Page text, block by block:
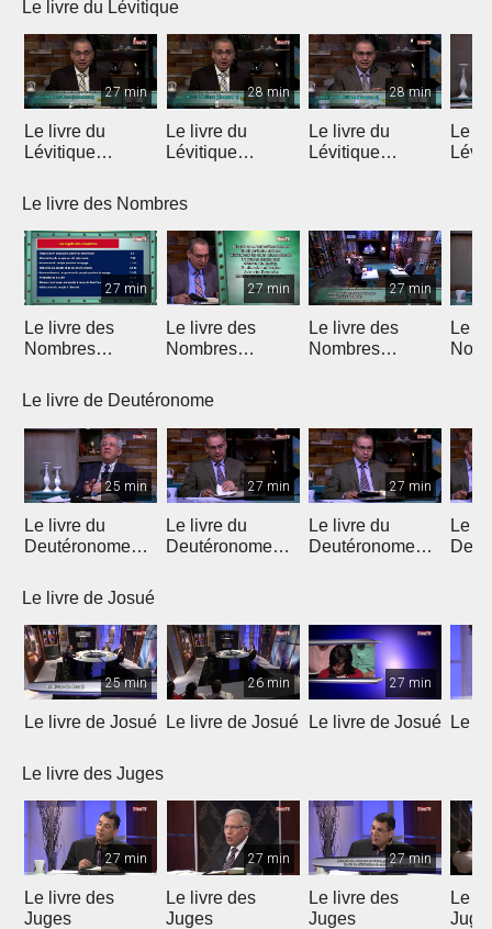
Le livre du Lévitique
27 min
Le livre du
Lévitique
28 min
Le livre du
Lévitique
28 min
Le livre du
Lévitique
Le
Le livre des Nombres
27 min
Le livre des
Nombres
27 min
Le livre des
Nombres
27 min
Le livre des
Nombres
Le
Le livre de Deutéronome
25 min
Le livre du
Deutéronome
27 min
Le livre du
Deutéronome
27 min
Le livre du
Deutéronome
Le
Le livre de Josué
25 min
Le livre de Josué
26 min
Le livre de Josué
27 min
Le livre de Josué Le
Le livre des Juges
27 min
Le livre des
Juges
27 min
Le livre des
Juges
27 min
Le livre des
Juges
Le